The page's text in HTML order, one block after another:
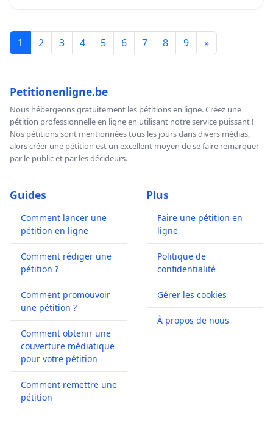
1 2 3 4 5 6 7 8 9 »
Petitionenligne.be
Nous hébergeons gratuitement les pétitions en ligne. Créez une
pétition professionnelle en ligne en utilisant notre service puissant !
Nos pétitions sont mentionnées tous les jours dans divers médias,
alors créer une pétition est un excellent moyen de se faire remarquer
par le public et par les décideurs.
Guides
Comment lancer une
pétition en ligne
Comment rédiger une
pétition ?
Comment promouvoir
une pétition ?
Comment obtenir une
couverture médiatique
pour votre pétition
Comment remettre une
pétition
Plus
Faire une pétition en
ligne
Politique de
confidentialité
Gérer les cookies
À propos de nous